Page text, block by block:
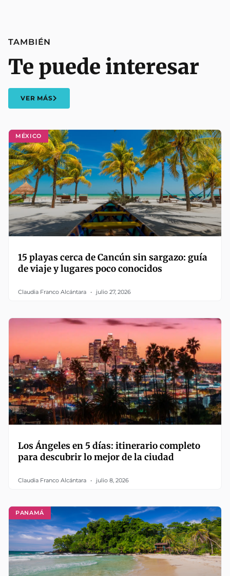
MÉXICO
15 playas cerca de Cancún sin sargazo: guía
de viaje y lugares poco conocidos
Claudia Franco Alcántara julio 27, 2026
Los Ángeles en 5 días: itinerario completo
para descubrir lo mejor de la ciudad
Claudia Franco Alcántara julio 8, 2026
PANAMÁ
TAMBIÉN
Te puede interesar
VER MÁS